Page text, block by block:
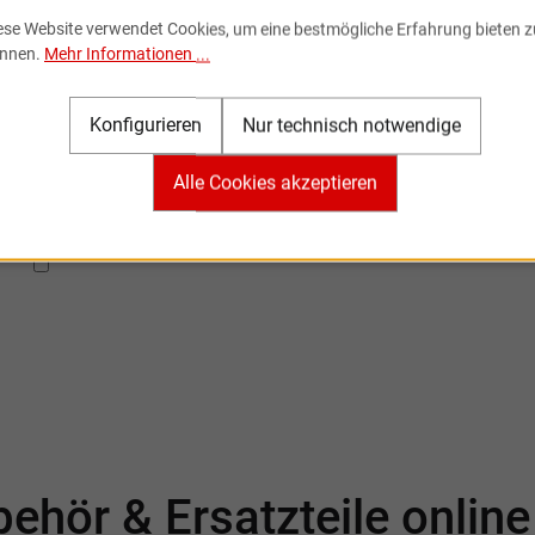
Newsletter
Sie den kostenlosen Newsletter und verpassen Sie
Neuigkeit oder Aktion mehr von Sportartikel Online.
Ich habe dieDatenschutzbestimmungenzur Kenntnis
& Ersatzteile
Website verwendet Cookies, um eine bestmögliche Erfahrung bieten
Mehr Informationen ...
Nur technisch notwendige
Konfigurieren
Alle Cookies akzeptieren